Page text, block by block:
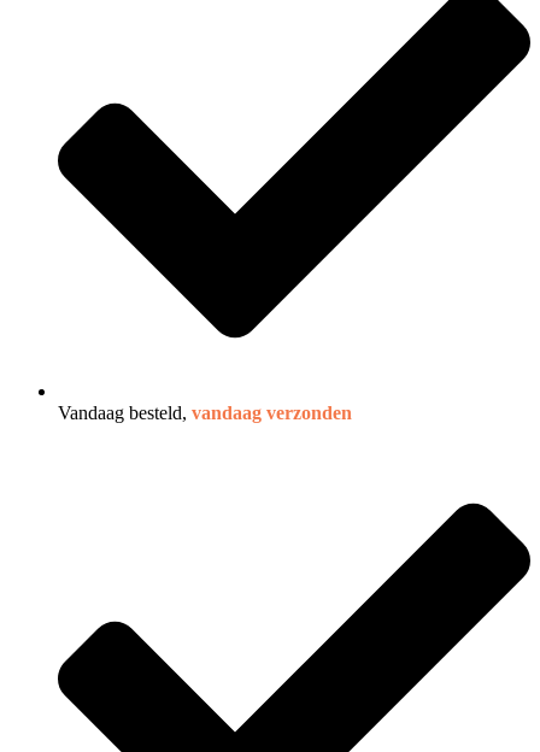
Vandaag besteld, vandaag verzonden